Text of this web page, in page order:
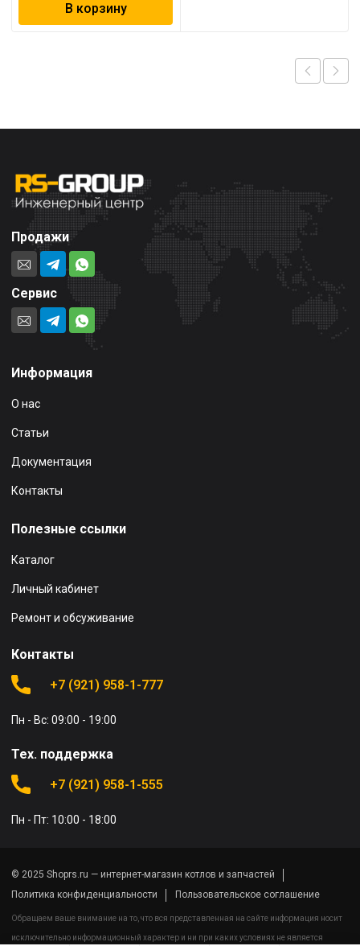
В корзину
Продажи
Сервис
Информация
О нас
Статьи
Документация
Контакты
Полезные ссылки
Каталог
Личный кабинет
Ремонт и обсуживание
Контакты
+7 (921) 958-1-777
Пн - Вс: 09:00 - 19:00
Тех. поддержка
+7 (921) 958-1-555
Пн - Пт: 10:00 - 18:00
© 2025 Shoprs.ru — интернет-магазин котлов и запчастей
Политика конфиденциальности
Пользовательское соглашение
Обращаем ваше внимание на то, что вся представленная на сайте информация носит
исключительно информационный характер и ни при каких условиях не является